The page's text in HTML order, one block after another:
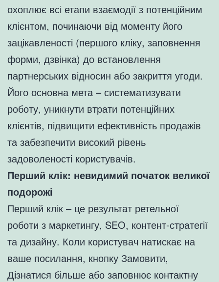
охоплює всі етапи взаємодії з потенційним
клієнтом, починаючи від моменту його
зацікавленості (першого кліку, заповнення
форми, дзвінка) до встановлення
партнерських відносин або закриття угоди.
Його основна мета – систематизувати
роботу, уникнути втрати потенційних
клієнтів, підвищити ефективність продажів
та забезпечити високий рівень
задоволеності користувачів.
Перший клік: невидимий початок великої
подорожі
Перший клік – це результат ретельної
роботи з маркетингу, SEO, контент-стратегії
та дизайну. Коли користувач натискає на
ваше посилання, кнопку Замовити,
Дізнатися більше або заповнює контактну